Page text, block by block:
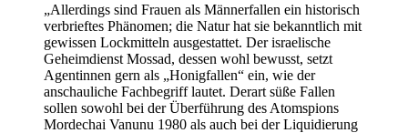
„Allerdings sind Frauen als Männerfallen ein historisch
verbrieftes Phänomen; die Natur hat sie bekanntlich mit
gewissen Lockmitteln ausgestattet. Der israelische
Geheimdienst Mossad, dessen wohl bewusst, setzt
Agentinnen gern als „Honigfallen“ ein, wie der
anschauliche Fachbegriff lautet. Derart süße Fallen
sollen sowohl bei der Überführung des Atomspions
Mordechai Vanunu 1980 als auch bei der Liquidierung